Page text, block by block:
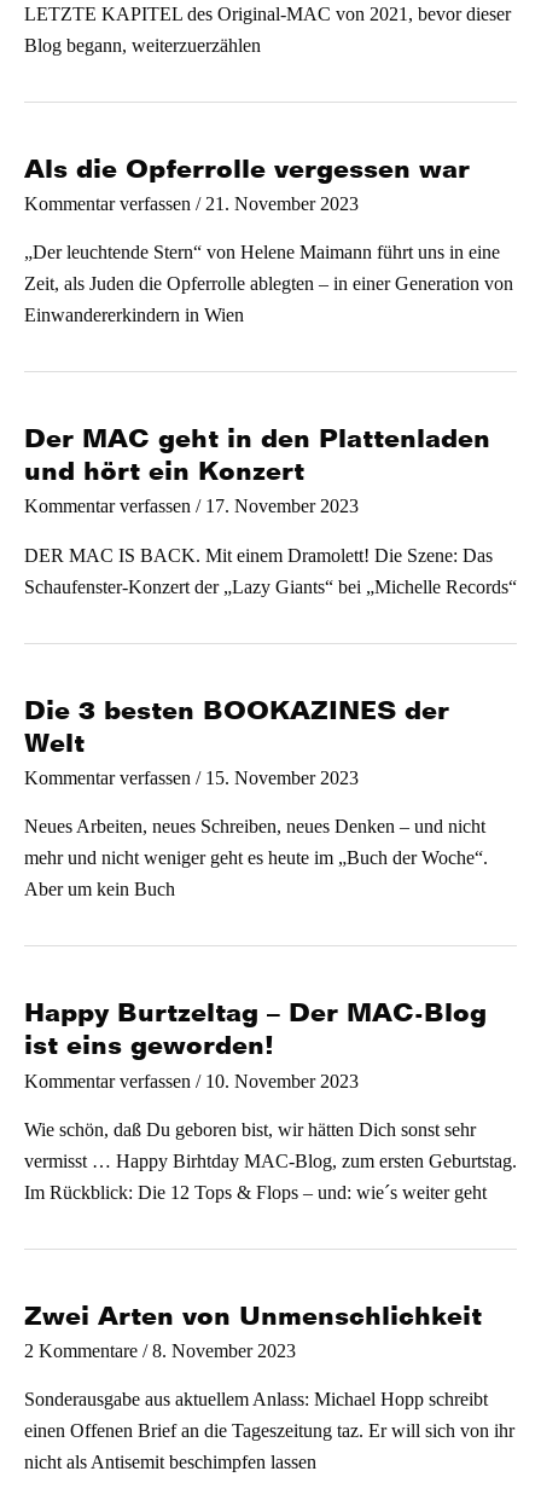
LETZTE KAPITEL des Original-MAC von 2021, bevor dieser
Blog begann, weiterzuerzählen
Als die Opferrolle vergessen war
Kommentar verfassen /21. November 2023
„Der leuchtende Stern“ von Helene Maimann führt uns in eine
Zeit, als Juden die Opferrolle ablegten – in einer Generation von
Einwandererkindern in Wien
Der MAC geht in den Plattenladen
und hört ein Konzert
Kommentar verfassen / 17. November 2023
DER MAC IS BACK. Mit einem Dramolett! Die Szene: Das
Schaufenster-Konzert der „Lazy Giants“ bei „Michelle Records“
Die 3 besten BOOKAZINES der
Welt
Kommentar verfassen / 15. November 2023
Neues Arbeiten, neues Schreiben, neues Denken – und nicht
mehr und nicht weniger geht es heute im „Buch der Woche“.
Aber um kein Buch
Happy Burtzeltag – Der MAC-Blog
ist eins geworden!
Kommentar verfassen / 10. November 2023
Wie schön, daß Du geboren bist, wir hätten Dich sonst sehr
vermisst … Happy Birhtday MAC-Blog, zum ersten Geburtstag.
Im Rückblick: Die 12 Tops & Flops – und: wie´s weiter geht
Zwei Arten von Unmenschlichkeit
2 Kommentare /8. November 2023
Sonderausgabe aus aktuellem Anlass: Michael Hopp schreibt
einen Offenen Brief an die Tageszeitung taz. Er will sich von ihr
nicht als Antisemit beschimpfen lassen